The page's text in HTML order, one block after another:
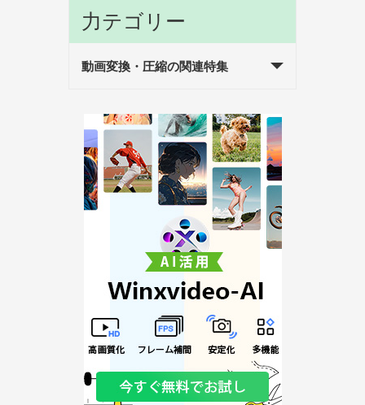
力テゴリー
動画変換・圧縮の関連特集